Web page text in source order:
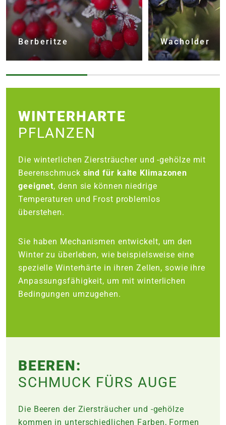
Berberitze Wacholder
WINTERHARTE
PFLANZEN
Die winterlichen Ziersträucher und -gehölze mit
Beerenschmuck sind für kalte Klimazonen
geeignet, denn sie können niedrige
Temperaturen und Frost problemlos
überstehen.
Sie haben Mechanismen entwickelt, um den
Winter zu überleben, wie beispielsweise eine
spezielle Winterhärte in ihren Zellen, sowie ihre
Anpassungsfähigkeit, um mit winterlichen
Bedingungen umzugehen.
BEEREN:
SCHMUCK FÜRS AUGE
Die Beeren der Ziersträucher und -gehölze
kommen in unterschiedlichen Farben, Formen